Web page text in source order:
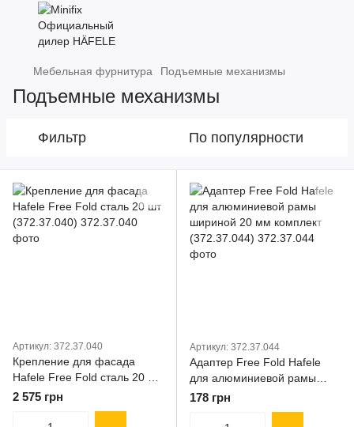
Мебельная фурнитура Подъемные механизмы
Подъемные механизмы
Фильтр По популярности
Артикул: 372.37.040
Крепление для фасада
Hafele Free Fold сталь 20 шт
(372.37.040)
2 575 грн
Артикул: 372.37.044
Адаптер Free Fold Hafele
для алюминиевой рамы
шириной 20 мм комплект
178 грн